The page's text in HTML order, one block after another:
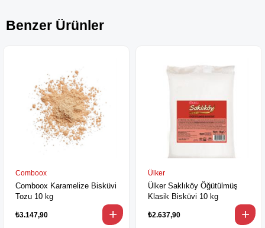
Benzer Ürünler
Comboox
Comboox Karamelize Bisküvi
Tozu 10 kg
₺3.147,90
Ülker
Ülker Saklıköy Öğütülmüş
Klasik Bisküvi 10 kg
₺2.637,90